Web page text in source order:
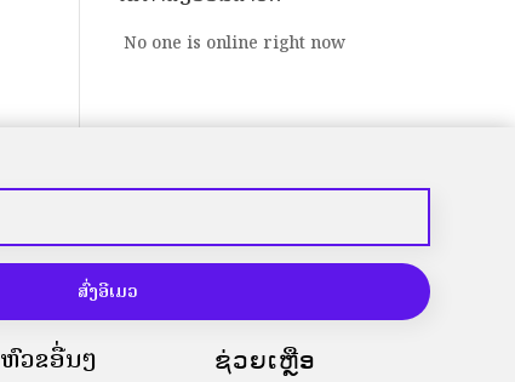
No one is online right now
ສົ່ງອີເມວ
ຫົວຂໍ້ອື່ນໆ ຊ່ວຍເຫຼືອ